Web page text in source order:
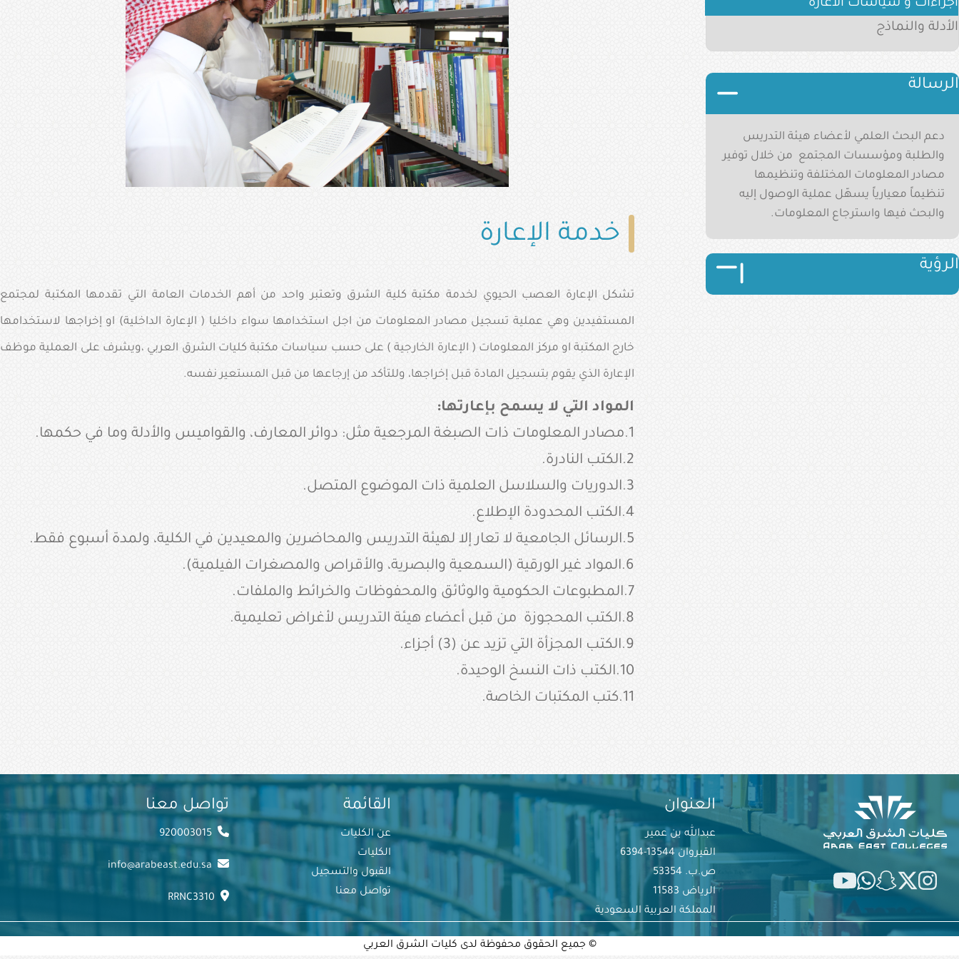
اجراءات و سياسات الاعارة
الأدلة والنماذج
الرسالة
دعم البحث العلمي لأعضاء هيئة التدريس
والطلبة ومؤسسات المجتمع من خلال توفير
مصادر المعلومات المختلفة وتنظيمها
تنظيماً معيارياً يسهّل عملية الوصول إليه
والبحث فيها واسترجاع المعلومات.
الرؤية
خدمة الإعارة
تشكل الإعارة العصب الحيوي لخدمة مكتبة كلية الشرق وتعتبر واحد من أهم الخدمات العامة التي تقدمها المكتبة لمجتمع
المستفيدين وهي عملية تسجيل مصادر المعلومات من اجل استخدامها سواء داخليا ( الإعارة الداخلية) او إخراجها لاستخدامها
خارج المكتبة او مركز المعلومات ( الإعارة الخارجية ) على حسب سياسات مكتبة كليات الشرق العربي ،ويشرف على العملية موظف
الإعارة الذي يقوم بتسجيل المادة قبل إخراجها، وللتأكد من إرجاعها من قبل المستعير نفسه.
المواد التي لا يسمح بإعارتها:
1.مصادر المعلومات ذات الصبغة المرجعية مثل: دوائر المعارف، والقواميس والأدلة وما في حكمها.
2.الكتب النادرة.
3.الدوريات والسلاسل العلمية ذات الموضوع المتصل.
4.الكتب المحدودة الإطلاع.
5.الرسائل الجامعية لا تعار إلا لهيئة التدريس والمحاضرين والمعيدين في الكلية، ولمدة أسبوع فقط.
6.المواد غير الورقية (السمعية والبصرية، والأقراص والمصغرات الفيلمية).
7.المطبوعات الحكومية والوثائق والمحفوظات والخرائط والملفات.
8.الكتب المحجوزة من قبل أعضاء هيئة التدريس لأغراض تعليمية.
9.الكتب المجزأة التي تزيد عن (3) أجزاء.
10.الكتب ذات النسخ الوحيدة.
11.كتب المكتبات الخاصة.
العنوان
عبدالله بن عمير
القيروان 13544-6394
ص.ب. 53354
الرياض 11583
المملكة العربية السعودية
القائمة
عن الكليات
الكليات
القبول والتسجيل
تواصل معنا
تواصل معنا
920003015
info@arabeast.edu.sa
RRNC3310
© جميع الحقوق محفوظة لدى كليات الشرق العربي